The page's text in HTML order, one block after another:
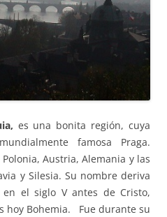
es una bonita región, cuya
famosa Praga.
Austria, Alemania y las
y Silesia. Su nombre deriva
el siglo V antes de Cristo,
hoy Bohemia. Fue durante su